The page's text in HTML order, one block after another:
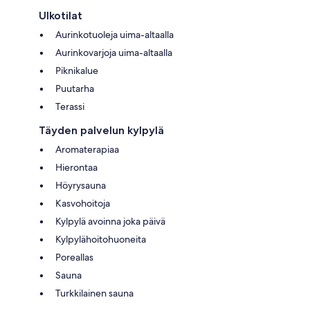
Ulkotilat
Aurinkotuoleja uima-altaalla
Aurinkovarjoja uima-altaalla
Piknikalue
Puutarha
Terassi
Täyden palvelun kylpylä
Aromaterapiaa
Hierontaa
Höyrysauna
Kasvohoitoja
Kylpylä avoinna joka päivä
Kylpylähoitohuoneita
Poreallas
Sauna
Turkkilainen sauna